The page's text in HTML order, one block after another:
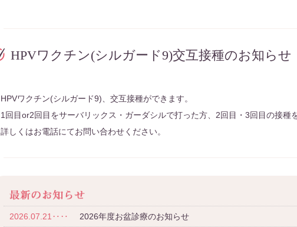
HPVワクチン(シルガード9)交互接種のお知らせ
HPVワクチン(シルガード9)、交互接種ができます。
1回目or2回目をサーバリックス・ガーダシルで打った方、2回目・3回目の接種
詳しくはお電話にてお問い合わせください。
2026.07.21‥‥ 2026年度お盆診療のお知らせ